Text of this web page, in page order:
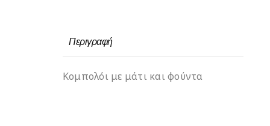
Περιγραφή
Κομπολόι με μάτι και φούντα